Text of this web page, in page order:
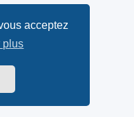
acceptez
plus